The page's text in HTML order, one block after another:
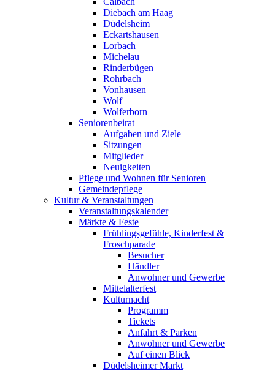
Diebach am Haag
Düdelsheim
Eckartshausen
Lorbach
Michelau
Rinderbügen
Rohrbach
Vonhausen
Wolf
Wolferborn
Seniorenbeirat
Aufgaben und Ziele
Sitzungen
Mitglieder
Neuigkeiten
Pflege und Wohnen für Senioren
Gemeindepflege
Kultur & Veranstaltungen
Veranstaltungskalender
Märkte & Feste
Frühlingsgefühle, Kinderfest &
Froschparade
Besucher
Händler
Anwohner und Gewerbe
Mittelalterfest
Kulturnacht
Programm
Tickets
Anfahrt & Parken
Anwohner und Gewerbe
Auf einen Blick
Düdelsheimer Markt